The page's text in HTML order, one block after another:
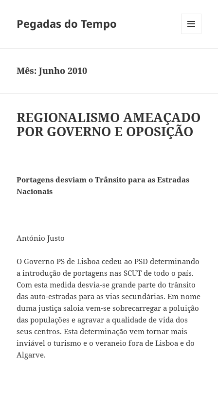
Pegadas do Tempo
Mês:Junho 2010
REGIONALISMO AMEAÇADO
POR GOVERNO E OPOSIÇÃO
Portagens desviam o Trânsito para as Estradas
Nacionais
António Justo
O Governo PS de Lisboa cedeu ao PSD determinando
a introdução de portagens nas SCUT de todo o país.
Com esta medida desvia-se grande parte do trânsito
das auto-estradas para as vias secundárias. Em nome
duma justiça saloia vem-se sobrecarregar a poluição
das populações e agravar a qualidade de vida dos
seus centros. Esta determinação vem tornar mais
inviável o turismo e o veraneio fora de Lisboa e do
Algarve.